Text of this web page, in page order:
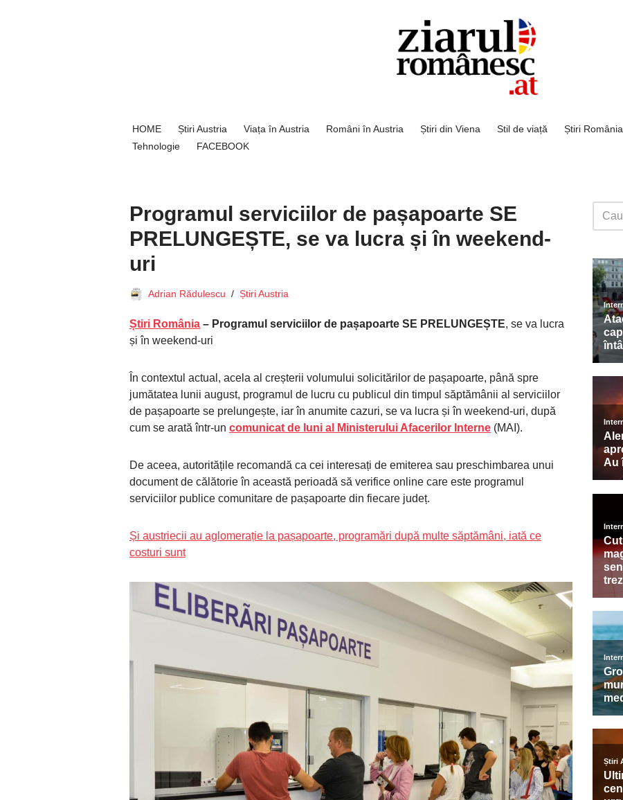
HOME Știri Austria Viața în Austria Români în Austria Știri din Viena Stil de viață Știri România
Tehnologie
FACEBOOK
Programul serviciilor de pașapoarte SE
PRELUNGEȘTE, se va lucra și în weekend-
uri
Adrian Rădulescu Știri Austria
Știri România – Programul serviciilor de pașapoarte SE PRELUNGEȘTE, se va lucra
și în weekend-uri
În contextul actual, acela al creșterii volumului solicitărilor de pașapoarte, până spre
jumătatea lunii august, programul de lucru cu publicul din timpul săptămânii al serviciilor
de pașapoarte se prelungește, iar în anumite cazuri, se va lucra și în weekend-uri, după
cum se arată într-un comunicat de luni al Ministerului Afacerilor Interne (MAI).
De aceea, autoritățile recomandă ca cei interesați de emiterea sau preschimbarea unui
document de călătorie în această perioadă să verifice online care este programul
serviciilor publice comunitare de pașapoarte din fiecare județ.
Și austriecii au aglomerație la pașapoarte, programări după multe săptămâni, iată ce
costuri sunt